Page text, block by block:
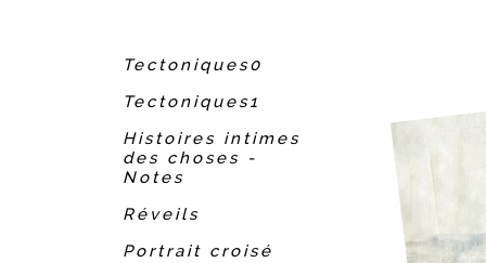
Tectoniques0
Tectoniques1
Histoires intimes
des choses -
Notes
Réveils
Portrait croisé